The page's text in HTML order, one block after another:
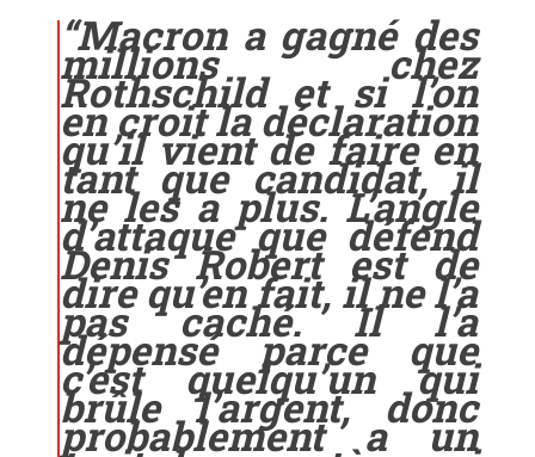
“Macron a gagné des
millions chez
Rothschild et si l’on
en croit la déclaration
qu’il vient de faire en
tant que candidat, il
ne les a plus. L’angle
d’attaque que défend
Denis Robert est de
dire qu’en fait, il ne l’a
pas caché. Il l’a
dépensé parce que
c’est quelqu’un qui
brûle l’argent, donc
probablement a un